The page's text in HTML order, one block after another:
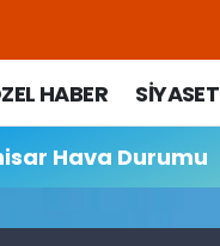
HABER SİYASET
Hava Durumu
Hava Durumu
Trafik Yoğunluk